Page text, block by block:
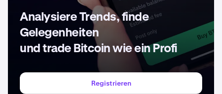
Analysiere Trends, finde
Gelegenheiten
und trade Bitcoin wie ein Profi
Registrieren